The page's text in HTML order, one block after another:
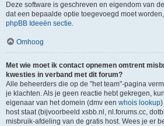
Deze software is geschreven en eigendom van
dat een bepaalde optie toegevoegd moet
phpBB Ideeën sectie.
Omhoog
Met wie moet ik contact opnemen omtrent
kwesties in verband met dit forum?
Alle beheerders die op de "het team"-pagina
je klachten. Als je geen reactie hebt gekregen,
eigenaar van het domein (dmv een whois lookup)
host staat (bijvoorbeeld xsbb.nl, nl.forums.cc,
misbruik-afdeling van de gratis host. Wees je er